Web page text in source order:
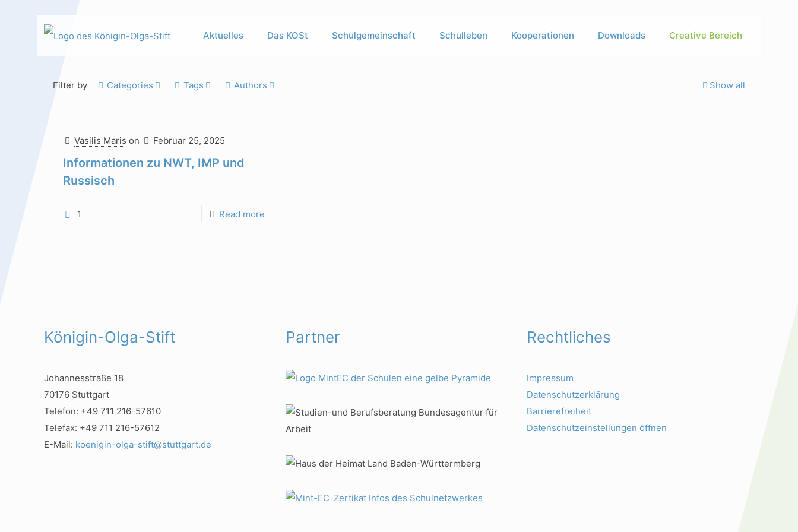
Alt + Shift + S
Alt + Shift + K
Aktuelles Das KOSt Schulgemeinschaft Schulleben Kooperationen Downloads Creative Bereich
Filter by Categories Tags Authors Show all
Vasilis Maris on Februar 25, 2025
Informationen zu NWT, IMP und
Russisch
1 Read more
Königin-Olga-Stift
Johannesstraße 18
70176 Stuttgart
Telefon: +49 711 216-57610
Telefax: +49 711 216-57612
E-Mail: koenigin-olga-stift@stuttgart.de
Partner Rechtliches
Impressum
Datenschutzerklärung
Barrierefreiheit
Datenschutzeinstellungen öffnen